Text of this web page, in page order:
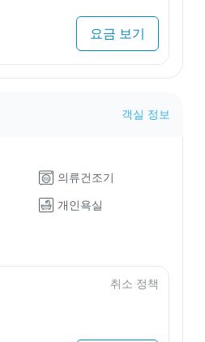
요금 보기
객실 정보
의류건조기
개인욕실
취소 정책